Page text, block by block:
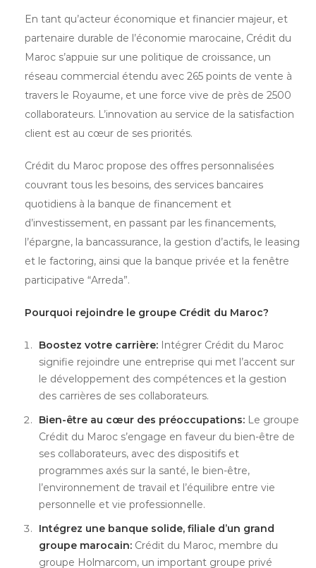
En tant qu’acteur économique et financier majeur, et
partenaire durable de l’économie marocaine, Crédit du
Maroc s’appuie sur une politique de croissance, un
réseau commercial étendu avec 265 points de vente à
travers le Royaume, et une force vive de près de 2500
collaborateurs. L’innovation au service de la satisfaction
client est au cœur de ses priorités.
Crédit du Maroc propose des offres personnalisées
couvrant tous les besoins, des services bancaires
quotidiens à la banque de financement et
d’investissement, en passant par les financements,
l’épargne, la bancassurance, la gestion d’actifs, le leasing
et le factoring, ainsi que la banque privée et la fenêtre
participative “Arreda”.
Pourquoi rejoindre le groupe Crédit du Maroc?
Boostez votre carrière: Intégrer Crédit du Maroc
signifie rejoindre une entreprise qui met l’accent sur
le développement des compétences et la gestion
des carrières de ses collaborateurs.
Bien-être au cœur des préoccupations: Le groupe
Crédit du Maroc s’engage en faveur du bien-être de
ses collaborateurs, avec des dispositifs et
programmes axés sur la santé, le bien-être,
l’environnement de travail et l’équilibre entre vie
personnelle et vie professionnelle.
Intégrez une banque solide, filiale d’un grand
groupe marocain: Crédit du Maroc, membre du
groupe Holmarcom, un important groupe privé